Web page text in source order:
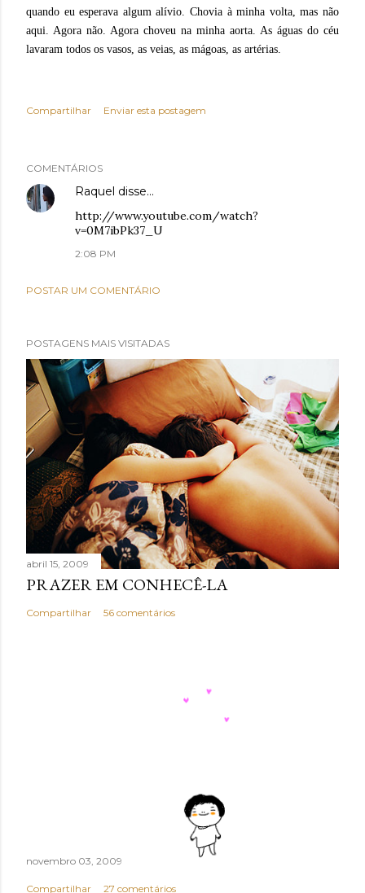
quando eu esperava algum alívio. Chovia à minha volta, mas não
aqui. Agora não. Agora choveu na minha aorta. As águas do céu
lavaram todos os vasos, as veias, as mágoas, as artérias.
Compartilhar Enviar esta postagem
COMENTÁRIOS
Raquel disse…
http://www.youtube.com/watch?
v=0M7ibPk37_U
2:08 PM
POSTAR UM COMENTÁRIO
POSTAGENS MAIS VISITADAS
abril 15, 2009
PRAZER EM CONHECÊ-LA
Compartilhar 56 comentários
novembro 03, 2009
Compartilhar 27 comentários